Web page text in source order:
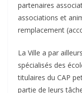
partenaires
associations et
remplacement
La Ville a par
spécialisés des
titulaires du CAP
partie de leurs